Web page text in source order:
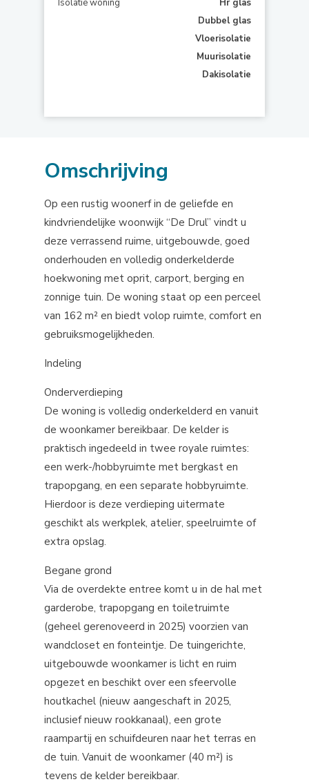
Isolatie woning
Hr glas
Dubbel glas
Vloerisolatie
Muurisolatie
Dakisolatie
Omschrijving
Op een rustig woonerf in de geliefde en
kindvriendelijke woonwijk “De Drul” vindt u
deze verrassend ruime, uitgebouwde, goed
onderhouden en volledig onderkelderde
hoekwoning met oprit, carport, berging en
zonnige tuin. De woning staat op een perceel
van 162 m² en biedt volop ruimte, comfort en
gebruiksmogelijkheden.
Indeling
Onderverdieping
De woning is volledig onderkelderd en vanuit
de woonkamer bereikbaar. De kelder is
praktisch ingedeeld in twee royale ruimtes:
een werk-/hobbyruimte met bergkast en
trapopgang, en een separate hobbyruimte.
Hierdoor is deze verdieping uitermate
geschikt als werkplek, atelier, speelruimte of
extra opslag.
Begane grond
Via de overdekte entree komt u in de hal met
garderobe, trapopgang en toiletruimte
(geheel gerenoveerd in 2025) voorzien van
wandcloset en fonteintje. De tuingerichte,
uitgebouwde woonkamer is licht en ruim
opgezet en beschikt over een sfeervolle
houtkachel (nieuw aangeschaft in 2025,
inclusief nieuw rookkanaal), een grote
raampartij en schuifdeuren naar het terras en
de tuin. Vanuit de woonkamer (40 m²) is
tevens de kelder bereikbaar.